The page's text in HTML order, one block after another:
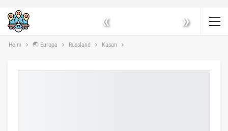
« »
Heim 🌏 Europa Russland Kasan